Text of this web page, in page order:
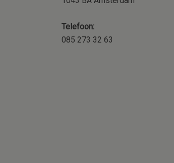
Kraamzorg –
de regio
Word jij onze nieuwe
Telefoon:
085 273 32 63